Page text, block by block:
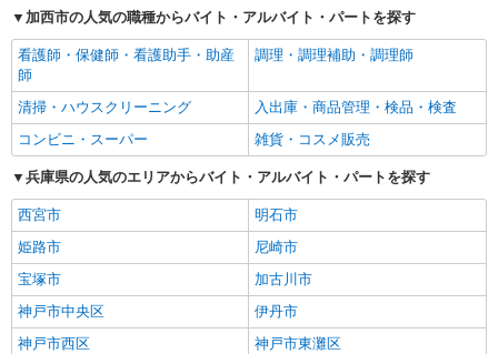
加西市の人気の職種からバイト・アルバイト・パートを探す
看護師・保健師・看護助手・助産
師
調理・調理補助・調理師
清掃・ハウスクリーニング
入出庫・商品管理・検品・検査
コンビニ・スーパー
雑貨・コスメ販売
兵庫県の人気のエリアからバイト・アルバイト・パートを探す
西宮市
明石市
姫路市
尼崎市
宝塚市
加古川市
神戸市中央区
伊丹市
神戸市西区
神戸市東灘区